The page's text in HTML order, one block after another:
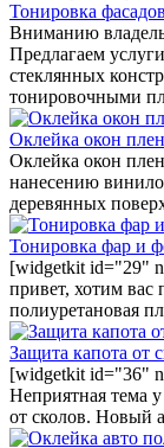
Тонировка
Вниманию
Предлагаем
стеклянных
тонировочными
Оклейка окон
Оклейка окон
нанесению
деревянных
Тонировка фар и
[widgetkit id="29"
привет, хотим вас
полиуретановая
Защита капота от
[widgetkit id="36"
Неприятная тема
от сколов. Новый